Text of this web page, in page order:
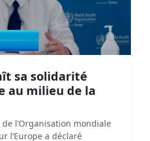
sa solidarité
au milieu de la
l’Organisation mondiale
l’Europe a déclaré